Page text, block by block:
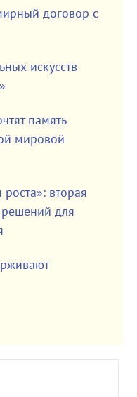
договор с
искусств
память
мировой
вторая
для